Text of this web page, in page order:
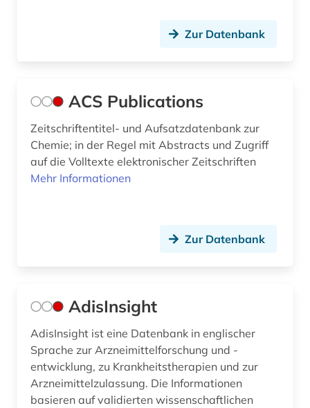
emil von behring (1)
endokrinologie (2)
energy (1)
enzyklopädie (6)
enzym (4)
enzyme (1)
enzymkatalyse (3)
Zur Datenbank
ACS Publications
Zeitschriftentitel- und Aufsatzdatenbank zur
Chemie; in der Regel mit Abstracts und Zugriff
auf die Volltexte elektronischer Zeitschriften
Mehr Informationen
Zur Datenbank
AdisInsight
AdisInsight ist eine Datenbank in englischer
Sprache zur Arzneimittelforschung und -
entwicklung, zu Krankheitstherapien und zur
Arzneimittelzulassung. Die Informationen
basieren auf validierten wissenschaftlichen